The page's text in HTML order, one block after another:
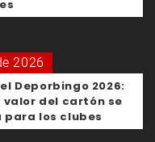
2026
Deporbingo 2026:
valor del cartón se
los clubes